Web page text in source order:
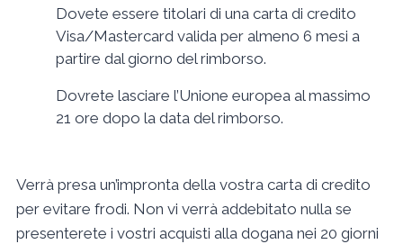
Dovete essere titolari di una carta di credito
Visa/Mastercard valida per almeno 6 mesi a
partire dal giorno del rimborso.
Dovrete lasciare l’Unione europea al massimo
21 ore dopo la data del rimborso.
Verrà presa un’impronta della vostra carta di credito
per evitare frodi. Non vi verrà addebitato nulla se
presenterete i vostri acquisti alla dogana nei 20 giorni